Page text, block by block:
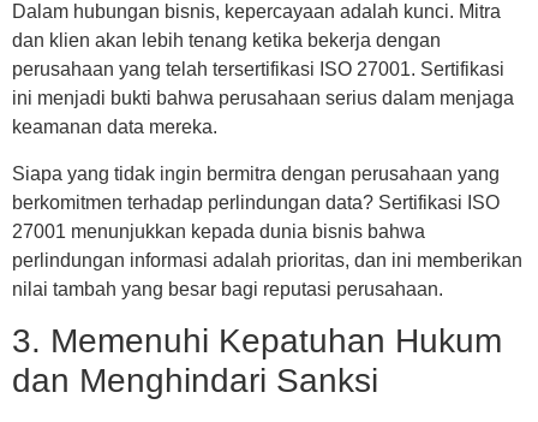
Dalam hubungan bisnis, kepercayaan adalah kunci. Mitra
dan klien akan lebih tenang ketika bekerja dengan
perusahaan yang telah tersertifikasi ISO 27001. Sertifikasi
ini menjadi bukti bahwa perusahaan serius dalam menjaga
keamanan data mereka.
Siapa yang tidak ingin bermitra dengan perusahaan yang
berkomitmen terhadap perlindungan data? Sertifikasi ISO
27001 menunjukkan kepada dunia bisnis bahwa
perlindungan informasi adalah prioritas, dan ini memberikan
nilai tambah yang besar bagi reputasi perusahaan.
3. Memenuhi Kepatuhan Hukum
dan Menghindari Sanksi